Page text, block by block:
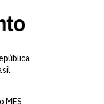
MES